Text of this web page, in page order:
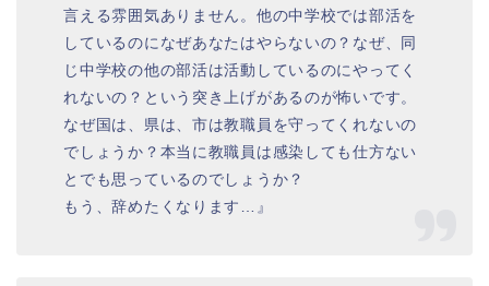
言える雰囲気ありません。他の中学校では部活を
しているのになぜあなたはやらないの？なぜ、同
じ中学校の他の部活は活動しているのにやってく
れないの？という突き上げがあるのが怖いです。
なぜ国は、県は、市は教職員を守ってくれないの
でしょうか？本当に教職員は感染しても仕方ない
とでも思っているのでしょうか？
もう、辞めたくなります…』